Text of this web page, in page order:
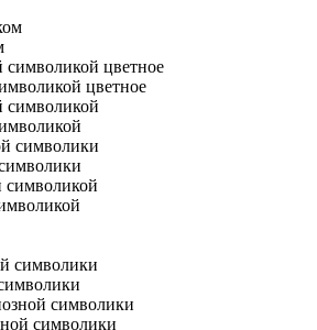
цветное
символики